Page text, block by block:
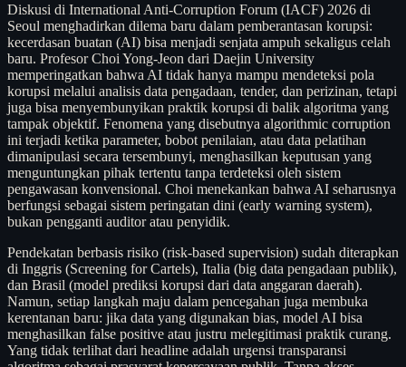
Diskusi di International Anti-Corruption Forum (IACF) 2026 di
Seoul menghadirkan dilema baru dalam pemberantasan korupsi:
kecerdasan buatan (AI) bisa menjadi senjata ampuh sekaligus celah
baru. Profesor Choi Yong-Jeon dari Daejin University
memperingatkan bahwa AI tidak hanya mampu mendeteksi pola
korupsi melalui analisis data pengadaan, tender, dan perizinan, tetapi
juga bisa menyembunyikan praktik korupsi di balik algoritma yang
tampak objektif. Fenomena yang disebutnya algorithmic corruption
ini terjadi ketika parameter, bobot penilaian, atau data pelatihan
dimanipulasi secara tersembunyi, menghasilkan keputusan yang
menguntungkan pihak tertentu tanpa terdeteksi oleh sistem
pengawasan konvensional. Choi menekankan bahwa AI seharusnya
berfungsi sebagai sistem peringatan dini (early warning system),
bukan pengganti auditor atau penyidik.
Pendekatan berbasis risiko (risk-based supervision) sudah diterapkan
di Inggris (Screening for Cartels), Italia (big data pengadaan publik),
dan Brasil (model prediksi korupsi dari data anggaran daerah).
Namun, setiap langkah maju dalam pencegahan juga membuka
kerentanan baru: jika data yang digunakan bias, model AI bisa
menghasilkan false positive atau justru melegitimasi praktik curang.
Yang tidak terlihat dari headline adalah urgensi transparansi